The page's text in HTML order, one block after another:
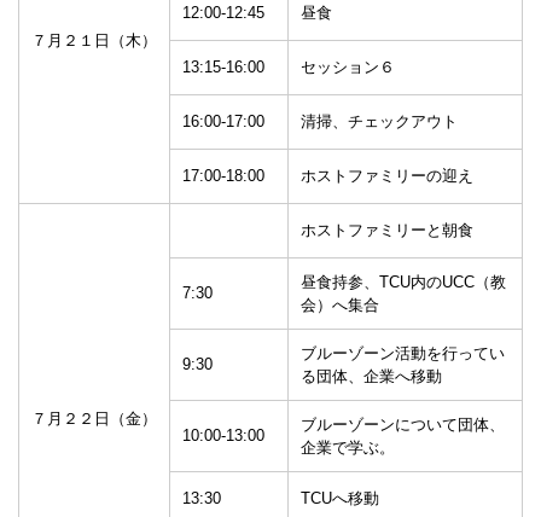
７月２１日（木）
12:00-12:45 昼食
13:15-16:00 セッション６
16:00-17:00 清掃、チェックアウト
17:00-18:00 ホストファミリーの迎え
７月２２日（金）
ホストファミリーと朝食
7:30
昼食持参、TCU内のUCC（教
会）へ集合
9:30
ブルーゾーン活動を行ってい
る団体、企業へ移動
10:00-13:00
ブルーゾーンについて団体、
企業で学ぶ。
13:30 TCUへ移動